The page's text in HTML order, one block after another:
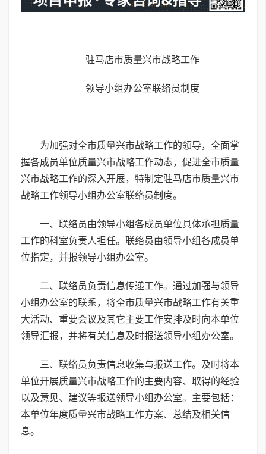
驻马店市质量兴市战略工作
领导小组办公室联络员制度
为加强对全市质量兴市战略工作的领导，全面掌
握各成员单位质量兴市战略工作动态，促进全市质量
兴市战略工作的深入开展，特制定驻马店市质量兴市
战略工作领导小组办公室联络员制度。
一、联络员由领导小组各成员单位具体承担质量
工作的科室负责人担任。联络员由领导小组各成员单
位指定，并报领导小组办公室。
二、联络员负责信息传递工作。通过加强与领导
小组办公室的联系，将全市质量兴市战略工作有关重
大活动、重要会议及其它主要工作安排及时向本单位
领导汇报，并将有关信息及时报送领导小组办公室。
三、联络员负责信息收集与报送工作。及时将本
单位开展质量兴市战略工作的主要内容、取得的经验
以及意见、建议等报送领导小组办公室。主要包括：
本单位年度质量兴市战略工作方案、总结及相关信
息。